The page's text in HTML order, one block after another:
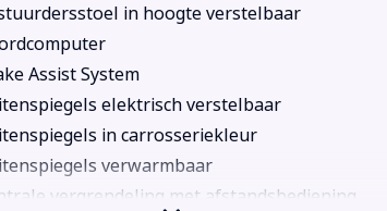
in hoogte verstelbaar
Assist System
elektrisch verstelbaar
in carrosseriekleur
verwarmbaar
vergrendeling met afstandsbediening